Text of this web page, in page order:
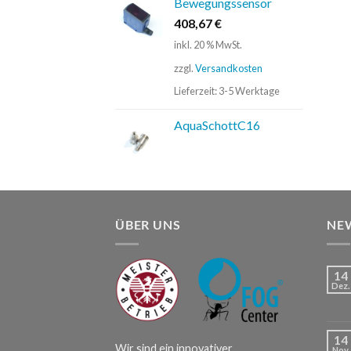
408,67€
inkl. 20 % MwSt.
zzgl.Versandkosten
Lieferzeit:3-5 Werktage
AquaSchottC16
ÜBER UNS
Wir sind ein innovativer
14
Dez.
14